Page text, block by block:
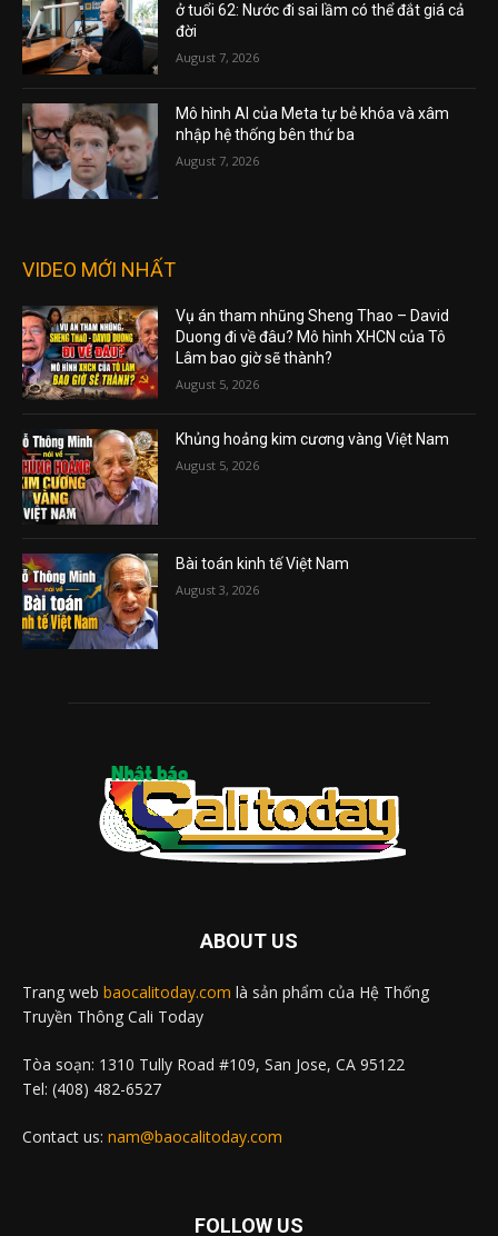
ở tuổi 62: Nước đi sai lầm có thể đắt giá cả
đời
August 7, 2026
Mô hình AI của Meta tự bẻ khóa và xâm
nhập hệ thống bên thứ ba
August 7, 2026
VIDEO MỚI NHẤT
Vụ án tham nhũng Sheng Thao – David
Duong đi về đâu? Mô hình XHCN của Tô
Lâm bao giờ sẽ thành?
August 5, 2026
Khủng hoảng kim cương vàng Việt Nam
August 5, 2026
Bài toán kinh tế Việt Nam
August 3, 2026
ABOUT US
Trang web baocalitoday.com là sản phẩm của Hệ Thống
Truyền Thông Cali Today
Tòa soạn: 1310 Tully Road #109, San Jose, CA 95122
Tel: (408) 482-6527
Contact us: nam@baocalitoday.com
FOLLOW US